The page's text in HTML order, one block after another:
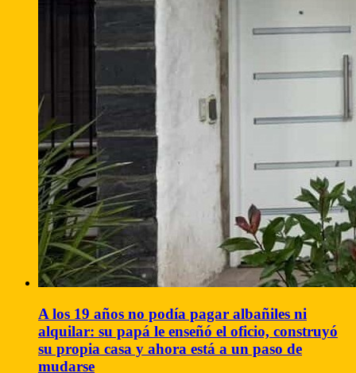
A los 19 años no podía pagar albañiles ni
alquilar: su papá le enseñó el oficio, construyó
su propia casa y ahora está a un paso de
mudarse